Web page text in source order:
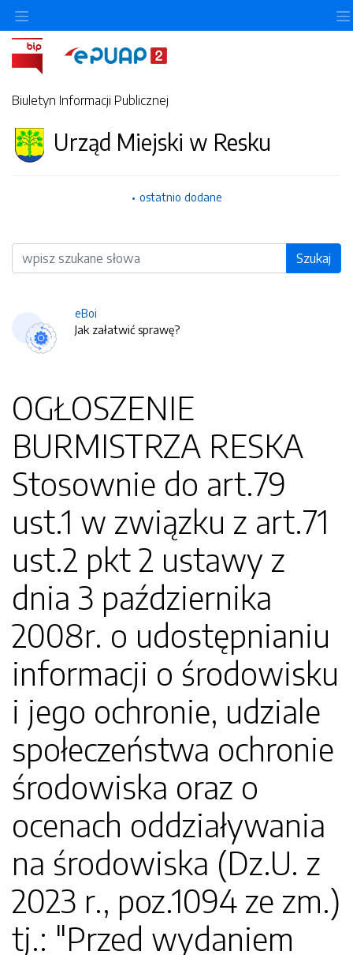
Biuletyn Informacji Publicznej
Urząd Miejski w Resku
ostatnio dodane
Wyszukiwarka Szukaj
eBoi
Jak załatwić sprawę?
OGŁOSZENIE
BURMISTRZA RESKA
Stosownie do art.79
ust.1 w związku z art.71
ust.2 pkt 2 ustawy z
dnia 3 października
2008r. o udostępnianiu
informacji o środowisku
i jego ochronie, udziale
społeczeństwa ochronie
środowiska oraz o
ocenach oddziaływania
na środowiska (Dz.U. z
2023 r., poz.1094 ze zm.)
tj.: "Przed wydaniem